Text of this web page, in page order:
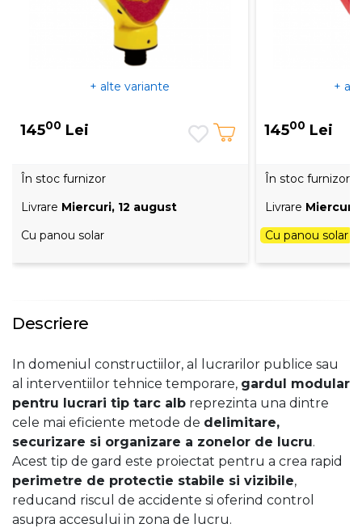
+ alte variante
14500 Lei
În stoc furnizor
Livrare Miercuri, 12 august
Cu panou solar
+
14500 Lei
În stoc furnizor
Livrare Miercuri,
Cu panou solar
Descriere
In domeniul constructiilor, al lucrarilor publice sau
al interventiilor tehnice temporare, gardul modular
pentru lucrari tip tarc alb reprezinta una dintre
cele mai eficiente metode de delimitare,
securizare si organizare a zonelor de lucru.
Acest tip de gard este proiectat pentru a crea rapid
perimetre de protectie stabile si vizibile,
reducand riscul de accidente si oferind control
asupra accesului in zona de lucru.